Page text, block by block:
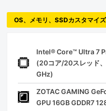
OS、メモリ、SSDカスタマイ
Intel® Core™ Ultra 7
(20コア/20スレッド
GHz)
ZOTAC GAMING
GPU 16GB GDDR7